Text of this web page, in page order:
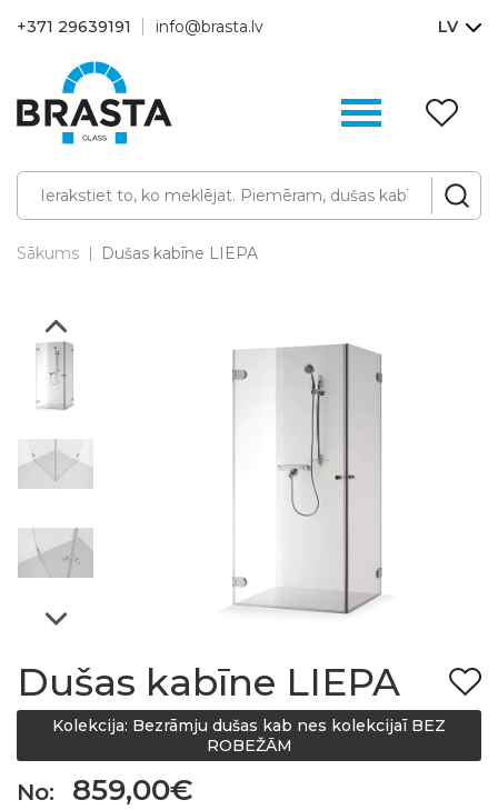
+371 29639191 info@brasta.lv LV
Sākums Dušas kabīne LIEPA
Dušas kabīne LIEPA
Kolekcija: Bezrāmju dušas kab nes kolekcijaī BEZ
ROBEŽĀM
No: 859,00€